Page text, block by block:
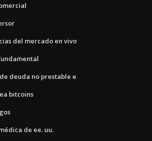
del mercado en vivo
deuda no prestable e
bitcoins
de ee. uu.